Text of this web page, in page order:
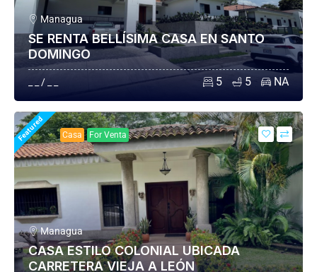
Managua
SE RENTA BELLÍSIMA CASA EN SANTO
DOMINGO
_ _ / _ _ 5 5 NA
Featured Casa For Venta
Managua
CASA ESTILO COLONIAL UBICADA
CARRETERA VIEJA A LEÓN